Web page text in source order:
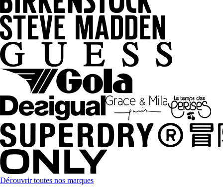
Découvrir toutes nos marques